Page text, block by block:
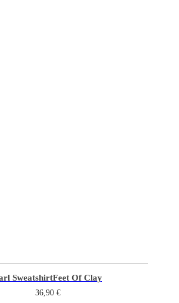
SweatshirtFeet Of Clay
36,90 €